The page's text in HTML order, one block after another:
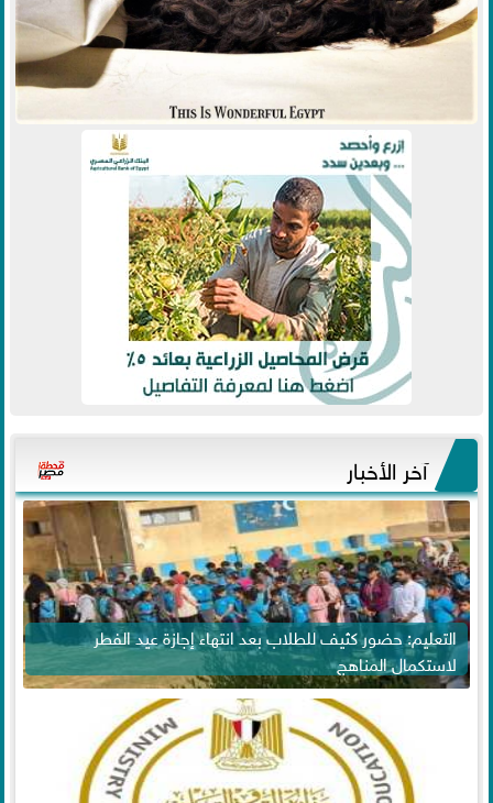
آخر الأخبار
التعليم: حضور كثيف للطلاب بعد انتهاء إجازة عيد الفطر
لاستكمال المناهج